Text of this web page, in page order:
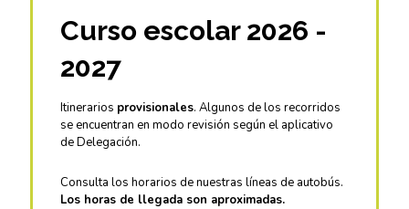
Curso escolar 2026 -
2027
Itinerarios provisionales. Algunos de los recorridos
se encuentran en modo revisión según el aplicativo
de Delegación.
Consulta los horarios de nuestras líneas de autobús.
Los horas de llegada son aproximadas.